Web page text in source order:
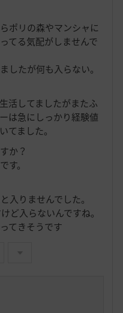
ポリの森やマンシャに
てる気配がしませんで
したが何も入らない。
活してましたがまたふ
は急にしっかり経験値
てました。
か？
。
入りませんでした。
ど入らないんですね。
てきそうです